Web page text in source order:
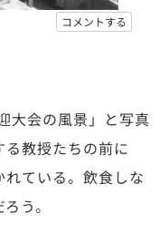
コメントする
大会の風景」と写真
教授たちの前に
ている。飲食しな
う。